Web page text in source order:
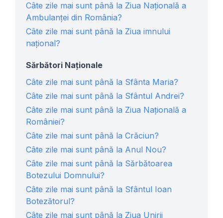
Câte zile mai sunt până la Ziua Naţională a
Ambulanţei din România?
Câte zile mai sunt până la Ziua imnului
național?
Sărbători Naționale
Câte zile mai sunt până la Sfânta Maria?
Câte zile mai sunt până la Sfântul Andrei?
Câte zile mai sunt până la Ziua Națională a
României?
Câte zile mai sunt până la Crăciun?
Câte zile mai sunt până la Anul Nou?
Câte zile mai sunt până la Sărbătoarea
Botezului Domnului?
Câte zile mai sunt până la Sfântul Ioan
Botezătorul?
Câte zile mai sunt până la Ziua Unirii